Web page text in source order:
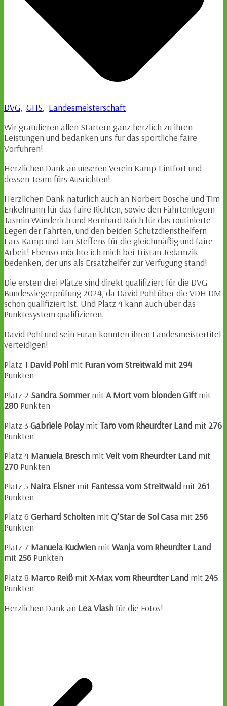
DVG, GHS, Landesmeisterschaft
Wir gratulieren allen Startern ganz herzlich zu ihren
Leistungen und bedanken uns für das sportliche faire
Vorführen!
Herzlichen Dank an unseren Verein Kamp-Lintfort und
dessen Team fürs Ausrichten!
Herzlichen Dank natürlich auch an Norbert Bösche und Tim
Enkelmann für das faire Richten, sowie den Fährtenlegern
Jasmin Wünderich und Bernhard Raich für das routinierte
Legen der Fährten, und den beiden Schutzdiensthelfern
Lars Kamp und Jan Steffens für die gleichmäßig und faire
Arbeit! Ebenso möchte ich mich bei Tristan Jedamzik
bedenken, der uns als Ersatzhelfer zur Verfügung stand!
Die ersten drei Plätze sind direkt qualifiziert für die DVG
Bundessiegerprüfung 2024, da David Pohl über die VDH DM
schon qualifiziert ist. Und Platz 4 kann auch über das
Punktesystem qualifizieren.
David Pohl und sein Furan konnten ihren Landesmeistertitel
verteidigen!
Platz 1 David Pohl mit Furan vom Streitwald mit 294
Punkten
Platz 2 Sandra SommermitA Mort vom blonden Giftmit
280 Punkten
Platz 3 Gabriele PolaymitTaro vom Rheurdter Land mit 276
Punkten
Platz 4 Manuela Bresch mitVeit vom Rheurdter Land mit
270 Punkten
Platz 5 Naira Elsnermit Fantessa vom Streitwald mit 261
Punkten
Platz 6 Gerhard Scholten mitQ‘Star de Sol Casa mit 256
Punkten
Platz 7 Manuela Kudwien mitWanja vom Rheurdter Land
mit 256 Punkten
Platz 8 Marco Reiß mitX-Max vom Rheurdter Land mit 245
Punkten
Herzlichen Dank an Lea Vlashfür die Fotos!